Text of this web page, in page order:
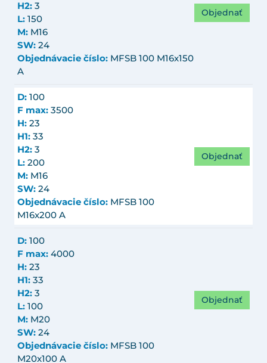
H2: 3
L: 150
M: M16
SW: 24
Objednávacie číslo: MFSB 100 M16x150
A
Objednať
D: 100
F max: 3500
H: 23
H1: 33
H2: 3
L: 200
M: M16
SW: 24
Objednávacie číslo: MFSB 100
M16x200 A
Objednať
D: 100
F max: 4000
H: 23
H1: 33
H2: 3
L: 100
M: M20
SW: 24
Objednávacie číslo: MFSB 100
M20x100 A
Objednať